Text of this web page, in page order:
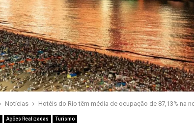
Notícias Hotéis do Rio têm média de ocupação de 87,13% na
Ações Realizadas Turismo